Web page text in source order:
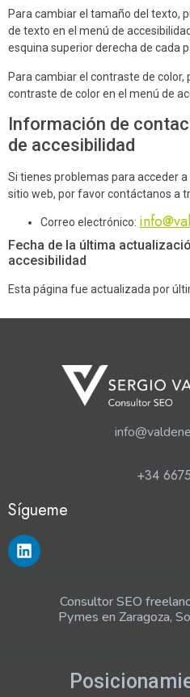
Para cambiar el tamaño del texto,
de texto en el menú de
esquina superior derecha de cada
Para cambiar el contraste de color,
contraste de color en el menú de
Información de
de accesibilidad
Si tienes problemas para acceder
sitio web, por favor contáctanos a
Correo electrónico:
Fecha de la última
accesibilidad
Esta página fue actualizada por
+34
Sígueme
Consultor SEO
Pymes en Zaragoza,